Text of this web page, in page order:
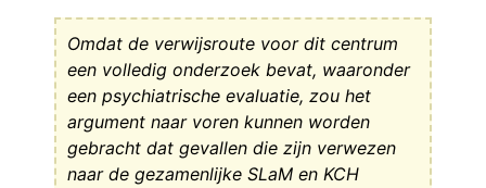
Omdat de verwijsroute voor dit centrum
een volledig onderzoek bevat, waaronder
een psychiatrische evaluatie, zou het
argument naar voren kunnen worden
gebracht dat gevallen die zijn verwezen
naar de gezamenlijke SLaM en KCH